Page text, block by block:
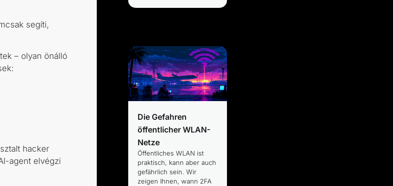
segíti,
– olyan önálló
hacker
agent elvégzi
Die Gefahren
öffentlicher WLAN-
Netze
Öffentliches WLAN ist
praktisch, kann aber auch
gefährlich sein. Wir
zeigen Ihnen, wann 2FA